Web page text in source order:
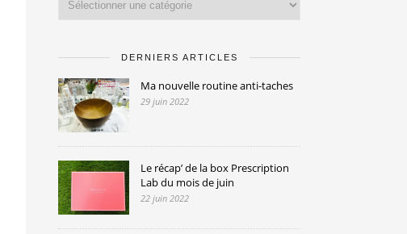
DERNIERS ARTICLES
Ma nouvelle routine anti-taches
29 juin 2022
Le récap’ de la box Prescription
Lab du mois de juin
22 juin 2022